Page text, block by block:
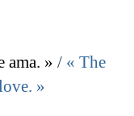
ama. » / « The
»